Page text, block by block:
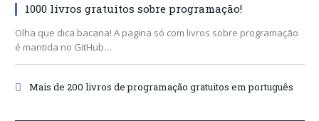
1000 livros gratuitos sobre programação!
Olha que dica bacana! A pagina só com livros sobre programação
é mantida no GitHub…
Mais de 200 livros de programação gratuitos em português